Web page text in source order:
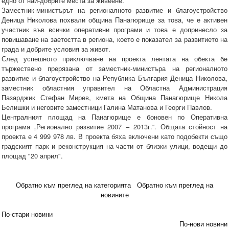
Заместник-министърът на регионалното развитие и благоустройство
Деница Николова похвали община Панагюрище за това, че е активен
участник във всички оперативни програми и това е допринесло за
повишаване на заетостта в региона, което е показател за развитието на
града и добрите условия за живот.
След успешното приключване на проекта лентата на обекта бе
тържествено прерязана от заместник-министъра на регионалното
развитие и благоустройство на Република България Деница Николова,
заместник областния управител на Областна Администрация
Пазарджик Стефан Мирев, кмета на Община Панагюрище Никола
Белишки и неговите заместници Галина Матанова и Георги Павлов.
Централният площад на Панагюрище е боновен по Оперативна
програма „Регионално развитие 2007 – 2013г.“. Общата стойност на
проекта е 4 999 978 лв. В проекта бяха включени като подобекти също
градският парк и реконструкция на части от близки улици, водещи до
площад "20 април".
Обратно към преглед на категорията
Обратно към преглед на
новините
По-стари новини
По-нови новини